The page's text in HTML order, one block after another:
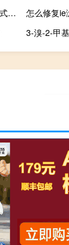
平衡式液化气热水器 - 平衡式燃气热水器啊
3-溴-2-甲